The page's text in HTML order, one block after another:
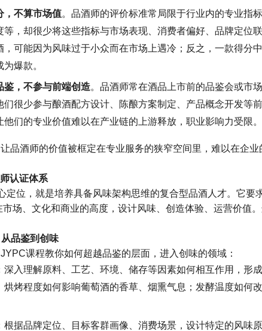
，不算市场值。品酒师的评价标准常局限于行业内的专业指
等，却很少将这些指标与市场表现、消费者偏好、品牌定位
，可能因为风味过于小众而在市场上遇冷；反之，一款得分
爆款。
鉴，不参与前端创造。品酒师常在酒品上市前的品鉴会或市
们很少参与酿酒配方设计、陈酿方案制定、产品概念开发等
他们的专业价值难以在产业链的上游释放，职业影响力受限。
品酒师的价值被框定在专业服务的狭窄空间里，难以在企
认证体系
定位，就是培养具备风味架构思维的复合型品酒人才。它要
场、文化和商业的高度，设计风味、创造体验、运营价值
品鉴到创味
JYPC课程教你如何超越品鉴的层面，进入创味的领域：
深入理解原料、工艺、环境、储存等因素如何相互作用，形
烘烤程度如何影响葡萄酒的香草、烟熏气息；发酵温度如何
根据品牌定位、目标客群画像、消费场景，设计特定的风味